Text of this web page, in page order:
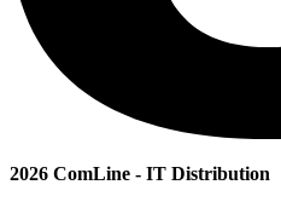
2026 ComLine - IT Distribution